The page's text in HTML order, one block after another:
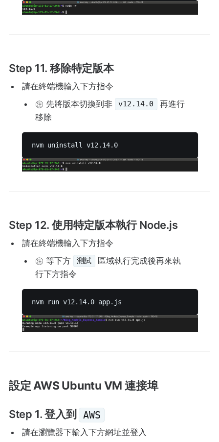
Step 11. 移除特定版本
請在終端機輸入下方指令
㊟ 先將版本切換到非
v12.14.0
再進行
移除
nvm uninstall v12.14.0
Step 12. 使用特定版本執行 Node.js
請在終端機輸入下方指令
㊟ 等下方
測試
區域執行完成後再來執
行下方指令
nvm run v12.14.0 app.js
設定 AWS Ubuntu VM 連接埠
Step 1. 登入到 AWS
請在瀏覽器下輸入下方網址並登入